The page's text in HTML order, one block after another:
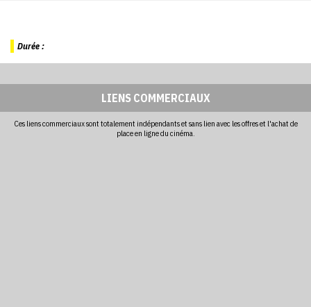
Durée :
LIENS COMMERCIAUX
Ces liens commerciaux sont totalement indépendants et sans lien avec les offres et l'achat de
place en ligne du cinéma.